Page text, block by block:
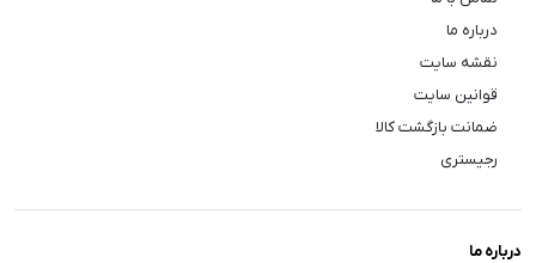
درباره ما
نقشه سایت
قوانین سایت
ضمانت بازگشت کالا
رجیستری
درباره ما